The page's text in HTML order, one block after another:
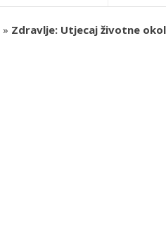
» Zdravlje: Utjecaj životne